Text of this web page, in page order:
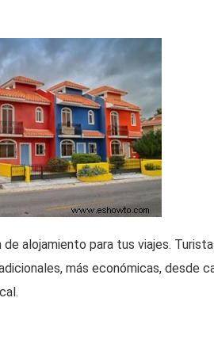
alojamiento para tus viajes.
más económicas, desde